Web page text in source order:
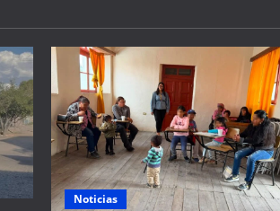
Noticias